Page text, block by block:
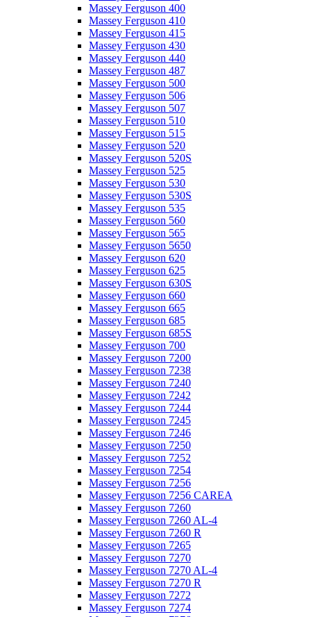
Massey Ferguson 400
Massey Ferguson 410
Massey Ferguson 415
Massey Ferguson 430
Massey Ferguson 440
Massey Ferguson 487
Massey Ferguson 500
Massey Ferguson 506
Massey Ferguson 507
Massey Ferguson 510
Massey Ferguson 515
Massey Ferguson 520
Massey Ferguson 520S
Massey Ferguson 525
Massey Ferguson 530
Massey Ferguson 530S
Massey Ferguson 535
Massey Ferguson 560
Massey Ferguson 565
Massey Ferguson 5650
Massey Ferguson 620
Massey Ferguson 625
Massey Ferguson 630S
Massey Ferguson 660
Massey Ferguson 665
Massey Ferguson 685
Massey Ferguson 685S
Massey Ferguson 700
Massey Ferguson 7200
Massey Ferguson 7238
Massey Ferguson 7240
Massey Ferguson 7242
Massey Ferguson 7244
Massey Ferguson 7245
Massey Ferguson 7246
Massey Ferguson 7250
Massey Ferguson 7252
Massey Ferguson 7254
Massey Ferguson 7256
Massey Ferguson 7256 CAREA
Massey Ferguson 7260
Massey Ferguson 7260 AL-4
Massey Ferguson 7260 R
Massey Ferguson 7265
Massey Ferguson 7270
Massey Ferguson 7270 AL-4
Massey Ferguson 7270 R
Massey Ferguson 7272
Massey Ferguson 7274